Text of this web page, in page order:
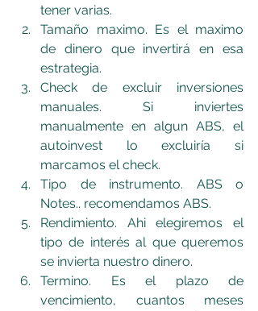
tener varias.
Tamaño maximo. Es el maximo
de dinero que invertirá en esa
estrategia.
Check de excluir inversiones
manuales. Si inviertes
manualmente en algun ABS, el
autoinvest lo excluiría si
marcamos el check.
Tipo de instrumento. ABS o
Notes.. recomendamos ABS.
Rendimiento. Ahi elegiremos el
tipo de interés al que queremos
se invierta nuestro dinero.
Termino. Es el plazo de
vencimiento, cuantos meses